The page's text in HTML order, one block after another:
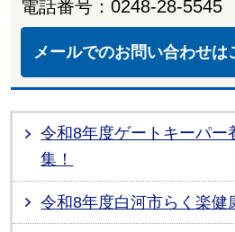
電話番号：0248-28-5545
メールでのお問い合わせは
令和8年度ゲートキーパー
集！
令和8年度白河市らく楽健